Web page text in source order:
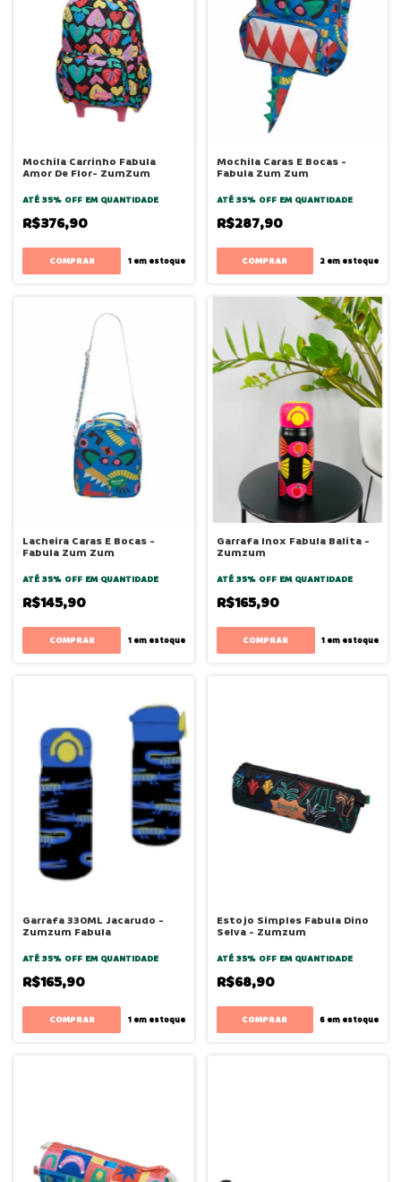
Mochila Carrinho Fabula
Amor De Flor- ZumZum
ATÉ 35% OFF EM QUANTIDADE
R$376,90
1em estoque
Mochila Caras E Bocas -
Fabula Zum Zum
ATÉ 35% OFF EM QUANTIDADE
R$287,90
2 em estoque
Lacheira Caras E Bocas -
Fabula Zum Zum
ATÉ 35% OFF EM QUANTIDADE
R$145,90
1em estoque
Garrafa Inox Fabula Balita -
Zumzum
ATÉ 35% OFF EM QUANTIDADE
R$165,90
1 em estoque
Garrafa 330ML Jacarudo -
Zumzum Fabula
ATÉ 35% OFF EM QUANTIDADE
R$165,90
1em estoque
Estojo Simples Fabula Dino
Selva - Zumzum
ATÉ 35% OFF EM QUANTIDADE
R$68,90
6 em estoque